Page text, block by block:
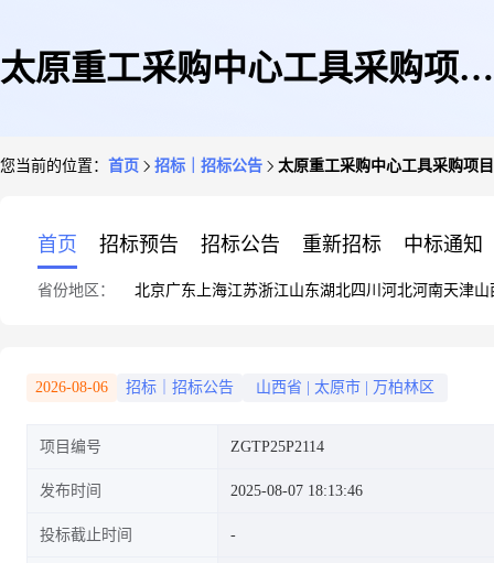
太原重工采购中心工具采购项目
您当前的位置： 首页 招标｜招标公告 太原重工采购中心工具采购项
首页 招标预告 招标公告 重新招标 中标通知
省份地区： 北京广东 上海江苏浙江山东湖北四川 河北河南天津山
2026-08-06 招标｜招标公告 山西省 太原市 万柏林区
项目编号 ZGTP25P2114
发布时间 2025-08-07 18:13:46
投标截止时间